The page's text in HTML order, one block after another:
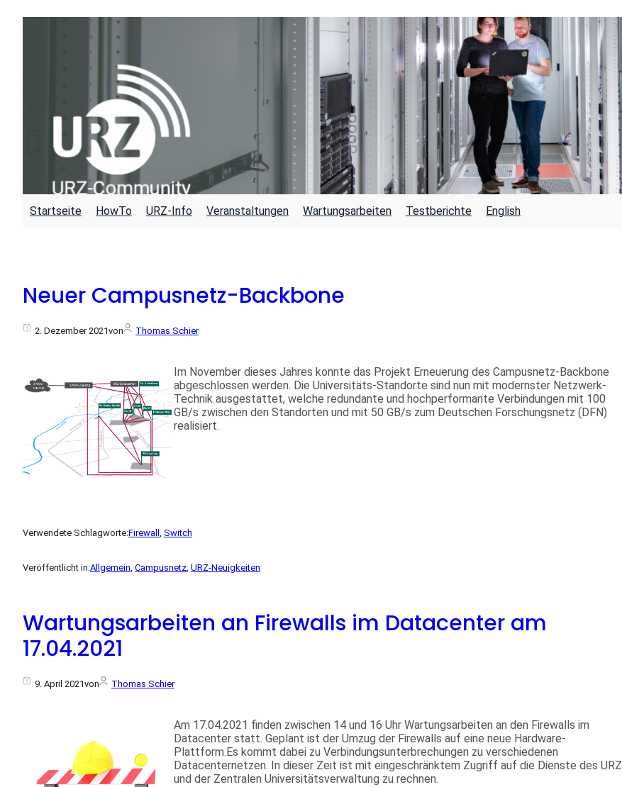
Startseite HowTo URZ-Info Veranstaltungen Wartungsarbeiten Testberichte English
Neuer Campusnetz-Backbone
2. Dezember 2021von Thomas Schier
Im November dieses Jahres konnte das Projekt Erneuerung des Campusnetz-Backbone
abgeschlossen werden. Die Universitäts-Standorte sind nun mit modernster Netzwerk-
Technik ausgestattet, welche redundante und hochperformante Verbindungen mit 100
GB/s zwischen den Standorten und mit 50 GB/s zum Deutschen Forschungsnetz (DFN)
realisiert.
Verwendete Schlagworte:Firewall , Switch
Veröffentlicht in:Allgemein, Campusnetz, URZ-Neuigkeiten
Wartungsarbeiten an Firewalls im Datacenter am
17.04.2021
9. April 2021von Thomas Schier
Am 17.04.2021 finden zwischen 14 und 16 Uhr Wartungsarbeiten an den Firewalls im
Datacenter statt. Geplant ist der Umzug der Firewalls auf eine neue Hardware-
Plattform.Es kommt dabei zu Verbindungsunterbrechungen zu verschiedenen
Datacenternetzen. In dieser Zeit ist mit eingeschränktem Zugriff auf die Dienste des URZ
und der Zentralen Universitätsverwaltung zu rechnen.